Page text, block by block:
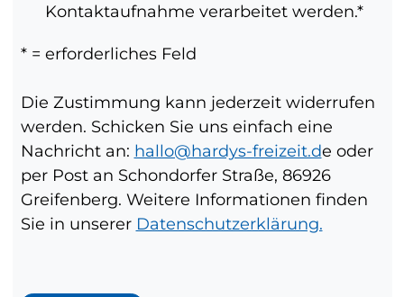
Kontaktaufnahme verarbeitet werden.
* = erforderliches Feld
Die Zustimmung kann jederzeit widerrufen
werden. Schicken Sie uns einfach eine
Nachricht an: hallo@hardys-freizeit.de oder
per Post an Schondorfer Straße, 86926
Greifenberg. Weitere Informationen finden
Sie in unserer Datenschutzerklärung.